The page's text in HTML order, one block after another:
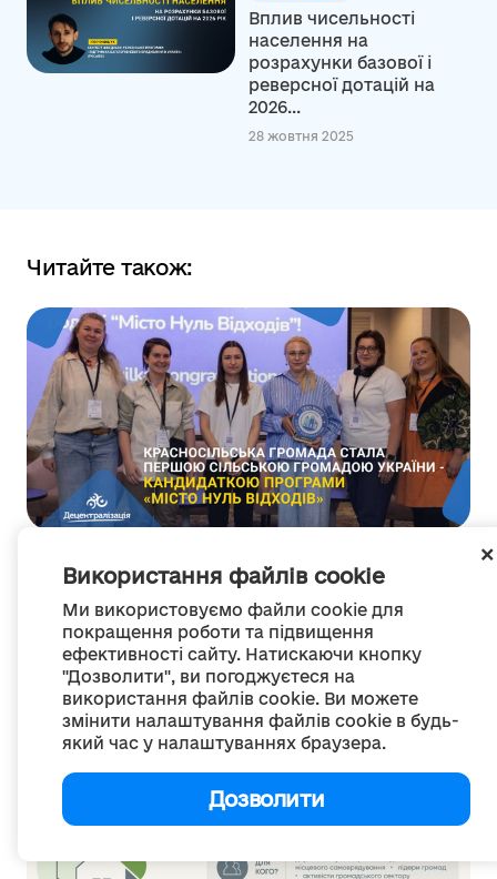
Використання файлів cookie
Ми використовуємо файли cookie для
покращення роботи та підвищення
ефективності сайту. Натискаючи кнопку
"Дозволити", ви погоджуєтеся на
використання файлів cookie. Ви можете
змінити налаштування файлів cookie в будь-
який час у налаштуваннях браузера.
Дозволити
Вплив чисельності
населення на
розрахунки базової і
реверсної дотацій на
2026...
28 жовтня 2025
Читайте також:
Красносільська громада стала першою
сільською громадою України - кандидаткою
програми «Місто Нуль...
07 серпня 2026